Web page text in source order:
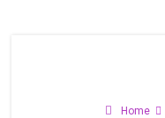
Home